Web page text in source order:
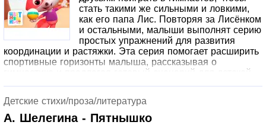
стать такими же сильными и ловкими,
как его папа Лис. Повторяя за Лисёнком
и остальными, малыши выполнят серию
простых упражнений для развития
координации и растяжки. Эта серия помогает расширить
спортивные горизонты малыша, рассказывая о
гимнастике и предлагая готовый сценарий для детской
расстроен и не хочет играть.
Детские стихи/проза/литература
А. Шелегина - Пятнышко